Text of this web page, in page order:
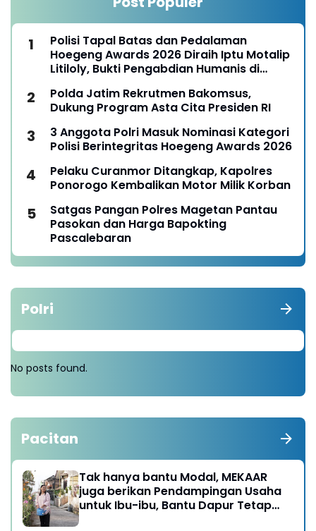
Polisi Tapal Batas dan Pedalaman
Hoegeng Awards 2026 Diraih Iptu Motalip
Litiloly, Bukti Pengabdian Humanis di
Polda Jatim Rekrutmen Bakomsus,
Dukung Program Asta Cita Presiden RI
3 Anggota Polri Masuk Nominasi Kategori
Polisi Berintegritas Hoegeng Awards 2026
Pelaku Curanmor Ditangkap, Kapolres
Ponorogo Kembalikan Motor Milik Korban
Satgas Pangan Polres Magetan Pantau
Pasokan dan Harga Bapokting
Pascalebaran
Polri
No posts found.
Pacitan
Tak hanya bantu Modal, MEKAAR
juga berikan Pendampingan Usaha
untuk Ibu-ibu, Bantu Dapur Tetap